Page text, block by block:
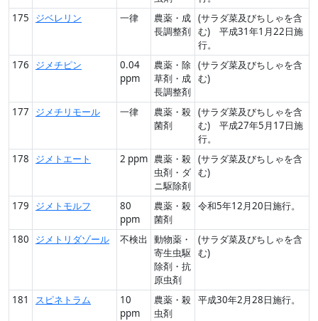
175
ジベレリン 一律
農薬・成
長調整剤
(サラダ菜及びちしゃを含
む) 平成31年1月22日施
行。
176
ジメチピン
0.04
ppm
農薬・除
草剤・成
長調整剤
(サラダ菜及びちしゃを含
む)
177 ジメチリモール 一律
農薬・殺
菌剤
(サラダ菜及びちしゃを含
む) 平成27年5月17日施
行。
178
ジメトエート 2 ppm 農薬・殺
虫剤・ダ
ニ駆除剤
(サラダ菜及びちしゃを含
む)
179 ジメトモルフ
80
ppm
農薬・殺
菌剤
令和5年12月20日施行。
180 ジメトリダゾール 不検出
動物薬・
寄生虫駆
除剤・抗
原虫剤
(サラダ菜及びちしゃを含
む)
181 スピネトラム
10
ppm
農薬・殺
虫剤
平成30年2月28日施行。